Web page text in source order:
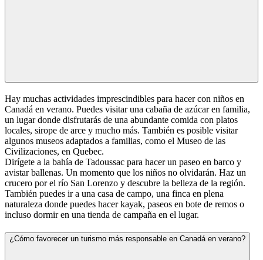
Hay muchas actividades imprescindibles para hacer con niños en
Canadá en verano. Puedes visitar una cabaña de azúcar en familia,
un lugar donde disfrutarás de una abundante comida con platos
locales, sirope de arce y mucho más. También es posible visitar
algunos museos adaptados a familias, como el Museo de las
Civilizaciones, en Quebec.
Dirígete a la bahía de Tadoussac para hacer un paseo en barco y
avistar ballenas. Un momento que los niños no olvidarán. Haz un
crucero por el río San Lorenzo y descubre la belleza de la región.
También puedes ir a una casa de campo, una finca en plena
naturaleza donde puedes hacer kayak, paseos en bote de remos o
incluso dormir en una tienda de campaña en el lugar.
¿Cómo favorecer un turismo más responsable en Canadá en verano?